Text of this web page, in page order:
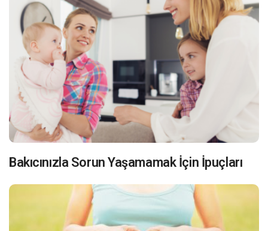
Bakıcınızla Sorun Yaşamamak İçin İpuçları